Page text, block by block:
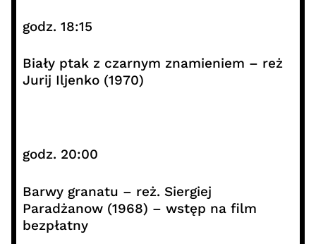
godz. 18:15
Biały ptak z czarnym znamieniem – reż
Jurij Iljenko (1970)
godz. 20:00
Barwy granatu – reż. Siergiej
Paradżanow (1968) – wstęp na film
bezpłatny